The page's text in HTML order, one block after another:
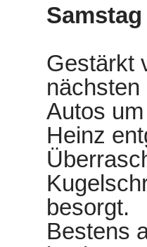
Gestärkt
Autos
Heinz
besorgt.
Bestens